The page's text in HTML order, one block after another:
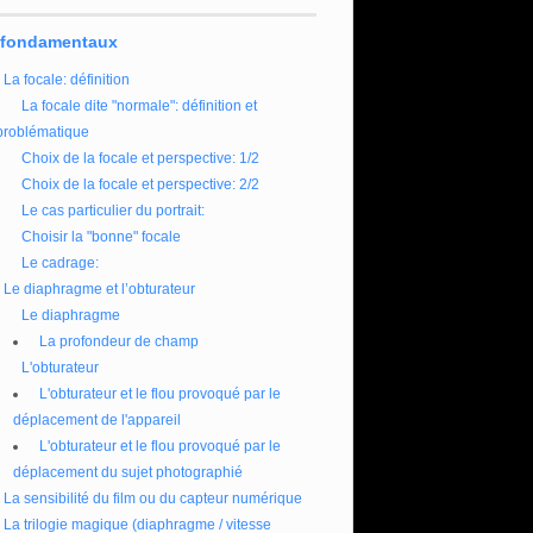
La focale: définition
La focale dite "normale": définition et
Choix de la focale et perspective: 1/2
Choix de la focale et perspective: 2/2
Le cas particulier du portrait:
Choisir la "bonne" focale
Le cadrage:
Le diaphragme et l’obturateur
Le diaphragme
La profondeur de champ
L'obturateur
L'obturateur et le flou provoqué par le
déplacement de l'appareil
L'obturateur et le flou provoqué par le
déplacement du sujet photographié
La sensibilité du film ou du capteur numérique
La trilogie magique (diaphragme / vitesse